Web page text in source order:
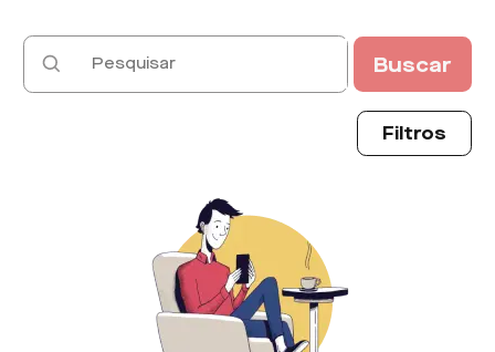
Buscar
Filtros